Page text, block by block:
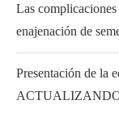
Las
enajenación de
Presentación de la